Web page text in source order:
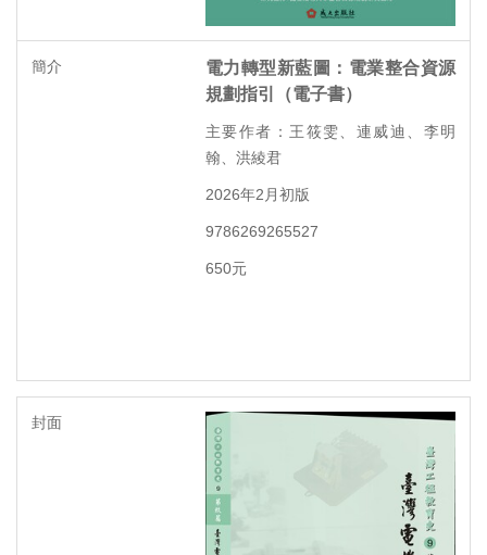
電力轉型新藍圖：電業整合資源
規劃指引（電子書）
主要作者：王筱雯、連威迪、李明
翰、洪綾君
2026年2月初版
9786269265527
650元